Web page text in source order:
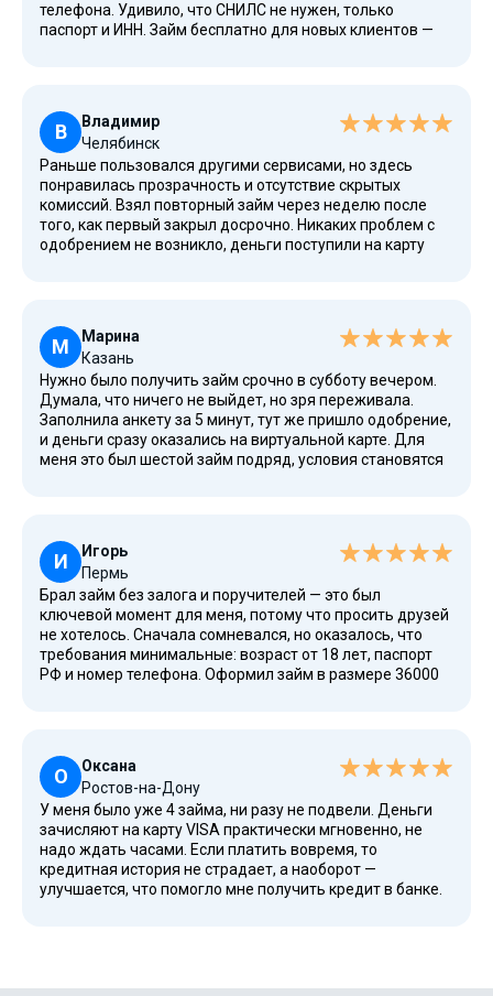
телефона. Удивило, что СНИЛС не нужен, только
паспорт и ИНН. Займ бесплатно для новых клиентов —
кошелек.
В
Владимир
Челябинск
Раньше пользовался другими сервисами, но здесь
понравилась прозрачность и отсутствие скрытых
комиссий. Взял повторный займ через неделю после
того, как первый закрыл досрочно. Никаких проблем с
одобрением не возникло, деньги поступили на карту
внимательно перед подписанием.
М
Марина
Казань
Нужно было получить займ срочно в субботу вечером.
Думала, что ничего не выйдет, но зря переживала.
Заполнила анкету за 5 минут, тут же пришло одобрение,
и деньги сразу оказались на виртуальной карте. Для
меня это был шестой займ подряд, условия становятся
работает.
И
Игорь
Пермь
Брал займ без залога и поручителей — это был
ключевой момент для меня, потому что просить друзей
не хотелось. Сначала сомневался, но оказалось, что
требования минимальные: возраст от 18 лет, паспорт
РФ и номер телефона. Оформил займ в размере 36000
штрафов и вовремя закрываю все платежи.
О
Оксана
Ростов-на-Дону
У меня было уже 4 займа, ни разу не подвели. Деньги
зачисляют на карту VISA практически мгновенно, не
надо ждать часами. Если платить вовремя, то
кредитная история не страдает, а наоборот —
улучшается, что помогло мне получить кредит в банке.
предупреждают сразу.